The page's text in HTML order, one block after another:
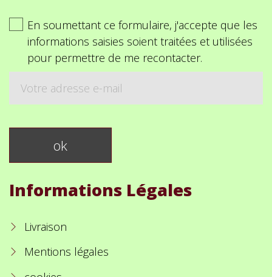
En soumettant ce formulaire, j'accepte que les
informations saisies soient traitées et utilisées
pour permettre de me recontacter.
Informations Légales
Livraison
Mentions légales